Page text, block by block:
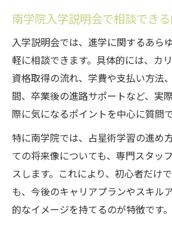
南学院入学説明会で相談でき
入学説明会では、進学に関するあら
軽に相談できます。具体的には、カ
資格取得の流れ、学費や支払い方法
間、卒業後の進路サポートなど、実
際に気になるポイントを中心に質問で
特に南学院では、占星術学習の進め
ての将来像についても、専門スタッ
スします。これにより、初心者だけ
も、今後のキャリアプランやスキル
的なイメージを持てるのが特徴です。